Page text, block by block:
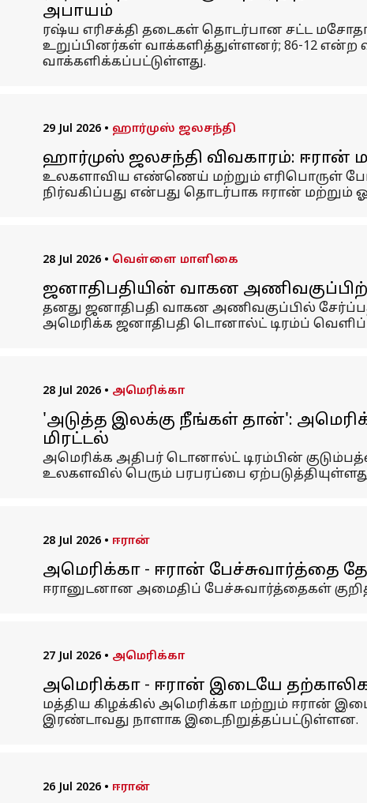
அபாயம்
ரஷ்ய எரிசக்தி தடைகள் தொடர்பான சட்ட
உறுப்பினர்கள் வாக்களித்துள்ளனர்; 86-12
வாக்களிக்கப்பட்டுள்ளது.
29 Jul 2026 • ஹார்முஸ் ஜலசந்தி
ஹார்முஸ் ஜலசந்தி விவகாரம்: ஈரான்
உலகளாவிய எண்ணெய் மற்றும் எரிபொருள்
நிர்வகிப்பது என்பது தொடர்பாக ஈரான்
28 Jul 2026 • வெள்ளை மாளிகை
ஜனாதிபதியின் வாகன
தனது ஜனாதிபதி வாகன அணிவகுப்பில்
அமெரிக்க ஜனாதிபதி டொனால்ட் டிரம்ப்
28 Jul 2026 • அமெரிக்கா
'அடுத்த இலக்கு நீங்கள் தான்':
மிரட்டல்
அமெரிக்க அதிபர் டொனால்ட் டிரம்பின்
உலகளவில் பெரும் பரபரப்பை
28 Jul 2026 • ஈரான்
அமெரிக்கா - ஈரான் பேச்சுவார்த்தை
ஈரானுடனான அமைதிப் பேச்சுவார்த்தைகள்
27 Jul 2026 • அமெரிக்கா
அமெரிக்கா - ஈரான் இடையே
மத்திய கிழக்கில் அமெரிக்கா மற்றும் ஈரான்
இரண்டாவது நாளாக இடைநிறுத்தப்பட்டுள்ளன.
26 Jul 2026 • ஈரான்